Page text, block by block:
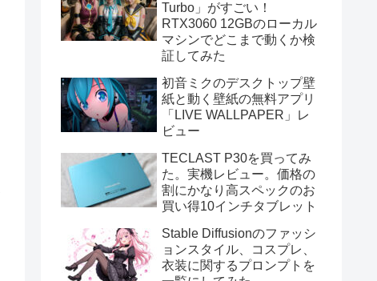
Turbo」がすごい！
RTX3060 12GBのローカル
マシンでどこまで動くか検
証してみた
初音ミクのデスクトップ壁
紙と動く壁紙の無料アプリ
「LIVE WALLPAPER」レ
ビュー
TECLAST P30を買ってみ
た。実機レビュー。価格の
割にかなり高スペックのお
買い得10インチタブレット
Stable Diffusionのファッシ
ョンスタイル、コスプレ、
衣装に関するプロンプトを